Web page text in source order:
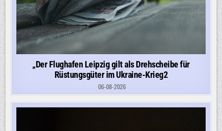
„Der Flughafen Leipzig gilt als Drehscheibe für
Rüstungsgüter im Ukraine-Krieg2
06-08-2026